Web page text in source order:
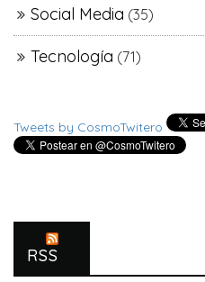
Social Media (35)
Tecnología (71)
Tweets by CosmoTwitero
RSS